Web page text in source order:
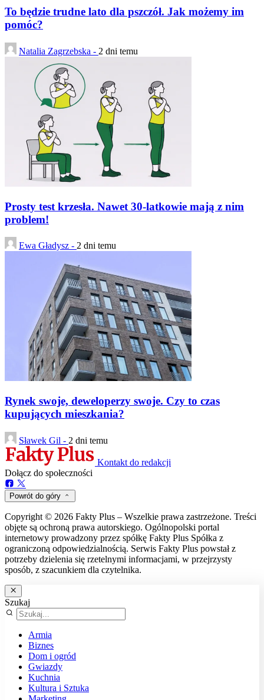
To będzie trudne lato dla pszczół. Jak możemy im
pomóc?
Natalia Zagrzebska - 2 dni temu
Prosty test krzesła. Nawet 30-latkowie mają z nim
problem!
Ewa Gładysz - 2 dni temu
Rynek swoje, deweloperzy swoje. Czy to czas
kupujących mieszkania?
Sławek Gil - 2 dni temu
Kontakt do redakcji
Dołącz do społeczności
Powrót do góry
Copyright © 2026 Fakty Plus – Wszelkie prawa zastrzeżone. Treści
objęte są ochroną prawa autorskiego. Ogólnopolski portal
internetowy prowadzony przez spółkę Fakty Plus Spółka z
ograniczoną odpowiedzialnością. Serwis Fakty Plus powstał z
potrzeby dzielenia się rzetelnymi informacjami, w przejrzysty
sposób, z szacunkiem dla czytelnika.
Szukaj
Armia
Biznes
Dom i ogród
Gwiazdy
Kuchnia
Kultura i Sztuka